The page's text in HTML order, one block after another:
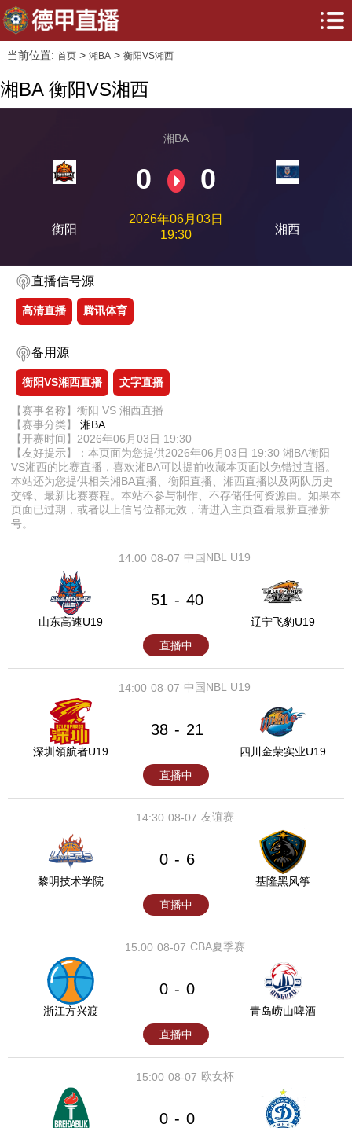
当前位置: 首页> 湘BA> 衡阳VS湘西
湘BA 衡阳VS湘西
衡阳
湘BA
0 0
2026年06月03日
19:30
湘西
直播信号源
高清直播 腾讯体育
备用源
衡阳VS湘西直播 文字直播
【赛事名称】衡阳 VS 湘西直播
【赛事分类】 湘BA
【开赛时间】2026年06月03日 19:30
【友好提示】：本页面为您提供2026年06月03日 19:30 湘BA衡阳
VS湘西的比赛直播，喜欢湘BA可以提前收藏本页面以免错过直播。
本站还为您提供相关湘BA直播、衡阳直播、湘西直播以及两队历史
交锋、最新比赛赛程。本站不参与制作、不存储任何资源由。如果本
页面已过期，或者以上信号位都无效，请进入主页查看最新直播新
号。
08-07
14:00 中国NBL U19
山东高速U19
51 - 40
辽宁飞豹U19
直播中
08-07
14:00 中国NBL U19
深圳領航者U19
38 - 21
四川金荣实业U19
直播中
08-07
14:30 友谊赛
黎明技术学院
0 - 6
基隆黑风筝
直播中
08-07
15:00 CBA夏季赛
浙江方兴渡
0 - 0
青岛崂山啤酒
直播中
08-07
15:00 欧女杯
0 - 0